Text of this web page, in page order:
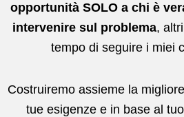
opportunità SOLO a chi è
intervenire sul problema,
tempo di seguire i miei
Costruiremo assieme la
tue esigenze e in base al